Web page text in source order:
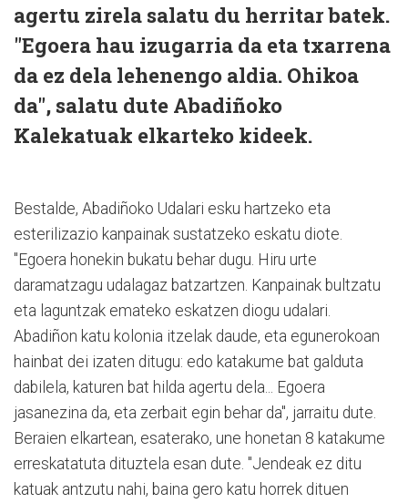
agertu zirela salatu du herritar batek.
"Egoera hau izugarria da eta txarrena
da ez dela lehenengo aldia. Ohikoa
da", salatu dute Abadiñoko
Kalekatuak elkarteko kideek.
Bestalde, Abadiñoko Udalari esku hartzeko eta
esterilizazio kanpainak sustatzeko eskatu diote.
"Egoera honekin bukatu behar dugu. Hiru urte
daramatzagu udalagaz batzartzen. Kanpainak bultzatu
eta laguntzak emateko eskatzen diogu udalari.
Abadiñon katu kolonia itzelak daude, eta egunerokoan
hainbat dei izaten ditugu: edo katakume bat galduta
dabilela, katuren bat hilda agertu dela... Egoera
jasanezina da, eta zerbait egin behar da", jarraitu dute.
Beraien elkartean, esaterako, une honetan 8 katakume
erreskatatuta dituztela esan dute. "Jendeak ez ditu
katuak antzutu nahi, baina gero katu horrek dituen